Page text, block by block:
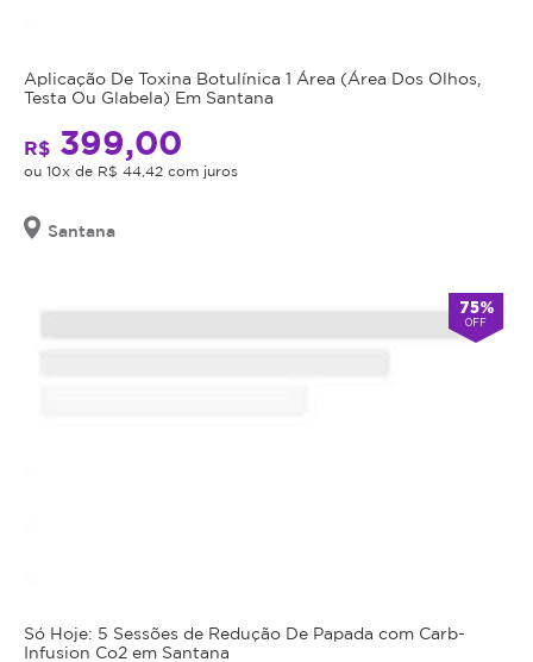
Aplicação De Toxina Botulínica 1 Área (Área Dos Olhos,
Testa Ou Glabela) Em Santana
R$ 399,00
ou 10x de R$ 44,42 com juros
Santana
75%
OFF
Só Hoje: 5 Sessões de Redução De Papada com Carb-
Infusion Co2 em Santana